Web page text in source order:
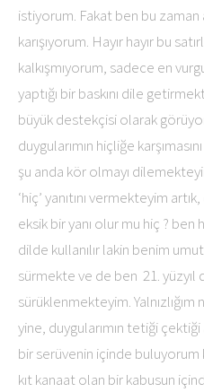
istiyorum. Fakat ben bu zaman
karışıyorum. Hayır hayır bu
kalkışmıyorum, sadece en
yaptığı bir baskını dile
büyük destekçisi olarak
duygularımın hiçliğe
şu anda kör olmayı
‘hiç’ yanıtını vermekteyim
eksik bir yanı olur mu hiç ? ben
dilde kullanılır lakin benim
sürmekte ve de ben 21.
sürüklenmekteyim.
yine, duygularımın tetiği
bir serüvenin içinde
kıt kanaat olan bir kabusun